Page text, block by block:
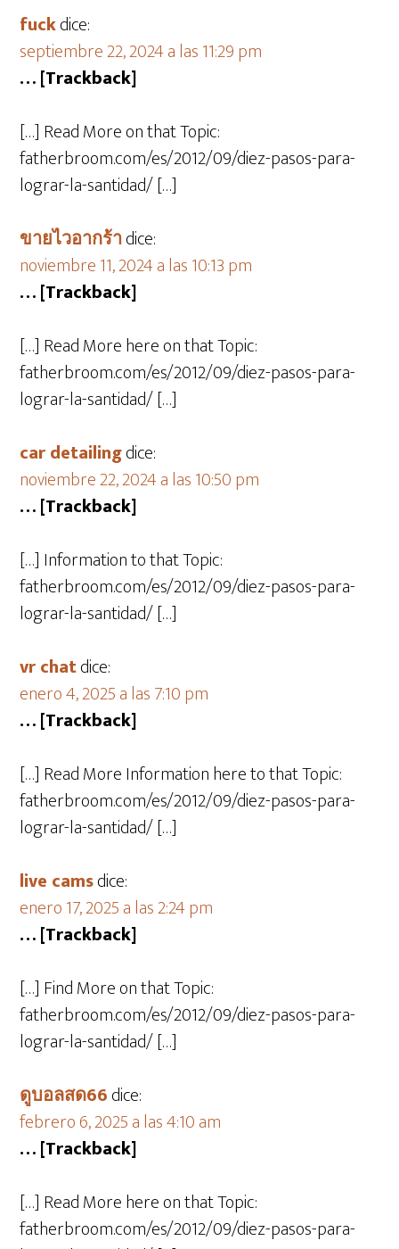
fuckdice:
septiembre 22, 2024 a las 11:29 pm
… [Trackback]
[…] Read More on that Topic:
fatherbroom.com/es/2012/09/diez-pasos-para-
lograr-la-santidad/ […]
ขายไวอากร้าdice:
noviembre 11, 2024 a las 10:13 pm
… [Trackback]
[…] Read More here on that Topic:
fatherbroom.com/es/2012/09/diez-pasos-para-
lograr-la-santidad/ […]
car detailingdice:
noviembre 22, 2024 a las 10:50 pm
… [Trackback]
[…] Information to that Topic:
fatherbroom.com/es/2012/09/diez-pasos-para-
lograr-la-santidad/ […]
vr chatdice:
enero 4, 2025 a las 7:10 pm
… [Trackback]
[…] Read More Information here to that Topic:
fatherbroom.com/es/2012/09/diez-pasos-para-
lograr-la-santidad/ […]
live camsdice:
enero 17, 2025 a las 2:24 pm
… [Trackback]
[…] Find More on that Topic:
fatherbroom.com/es/2012/09/diez-pasos-para-
lograr-la-santidad/ […]
ดูบอลสด66dice:
febrero 6, 2025 a las 4:10 am
… [Trackback]
[…] Read More here on that Topic:
fatherbroom.com/es/2012/09/diez-pasos-para-